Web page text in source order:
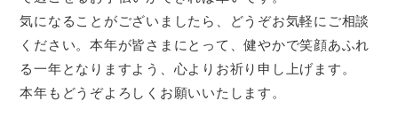
気になることがございましたら、どうぞお気軽にご相談
ください。本年が皆さまにとって、健やかで笑顔あふれ
る一年となりますよう、心よりお祈り申し上げます。
本年もどうぞよろしくお願いいたします。